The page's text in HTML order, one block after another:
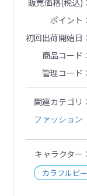
販売価格(税込)
ポイント
初回出荷開始日
商品コード
管理コード
関連カテゴリ
ファッション
キャラクター
カラフルピ